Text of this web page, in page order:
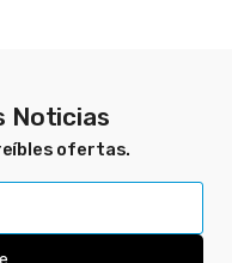
Noticias
ofertas.